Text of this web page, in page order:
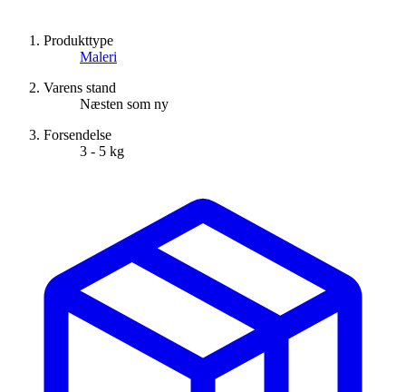
Produkttype
Maleri
Varens stand
Næsten som ny
Forsendelse
3 - 5 kg